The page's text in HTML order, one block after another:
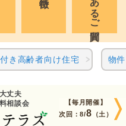
き高齢者向け住宅 物
丈夫
相談会
【毎月開催】
次回：8/8 （土）